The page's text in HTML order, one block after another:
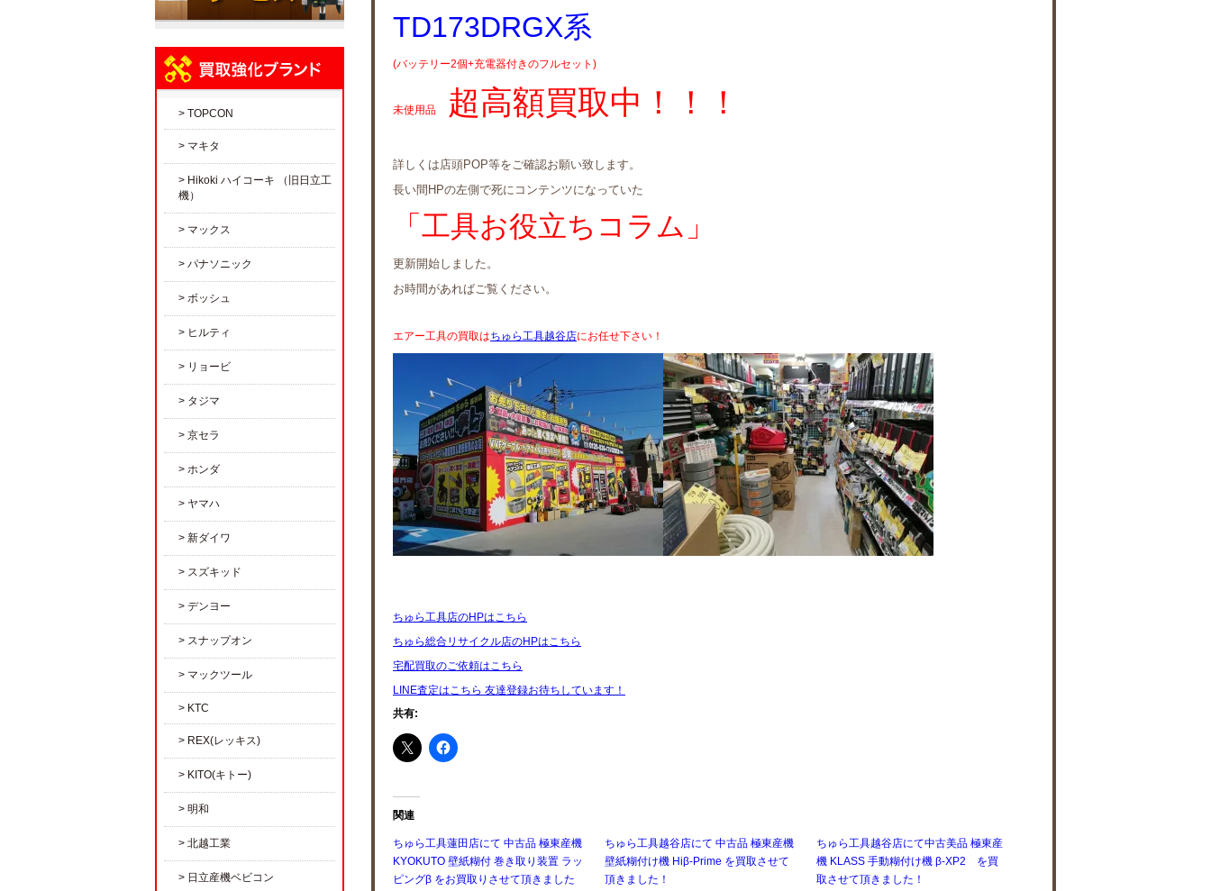
TD173DRGX系
(バッテリー2個+充電器付きのフルセット)
未使用品 超高額買取中！！！
詳しくは店頭POP等をご確認お願い致します。
長い間HPの左側で死にコンテンツになっていた
「工具お役立ちコラム」
更新開始しました。
お時間があればご覧ください。
エアー工具の買取はちゅら工具越谷店にお任せ下さい！
ちゅら工具店のHPはこちら
ちゅら総合リサイクル店のHPはこちら
宅配買取のご依頼はこちら
LINE査定はこちら 友達登録お待ちしています！
共有:
関連
ちゅら工具蓮田店にて 中古品 極東産機
KYOKUTO 壁紙糊付 巻き取り装置 ラッ
ピングβ をお買取りさせて頂きました
ちゅら工具越谷店にて 中古品 極東産機
壁紙糊付け機 Hiβ-Prime を買取させて
頂きました！
ちゅら工具越谷店にて中古美品 極東産
機 KLASS 手動糊付け機 β-XP2 を買
取させて頂きました！
TOPCON
マキタ
Hikoki ハイコーキ （旧日立工
機）
マックス
パナソニック
ボッシュ
ヒルティ
リョービ
タジマ
京セラ
ホンダ
ヤマハ
新ダイワ
スズキッド
デンヨー
スナップオン
マックツール
KTC
REX(レッキス)
KITO(キトー)
明和
北越工業
日立産機ベビコン